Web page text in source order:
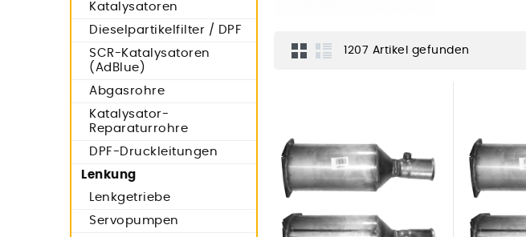
Katalysatoren
Dieselpartikelfilter / DPF
SCR-Katalysatoren
(AdBlue)
Abgasrohre
Katalysator-
Reparaturrohre
DPF-Druckleitungen
Lenkung
Lenkgetriebe
Servopumpen
1207 Artikel gefunden